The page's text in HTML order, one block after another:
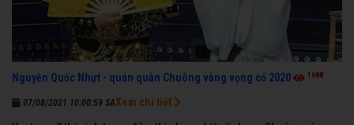
Nguyễn Quốc Nhựt - quán quân Chuông vàng vọng cổ 2020 1688
07/08/2021 10:00:59 SAXem chi tiết